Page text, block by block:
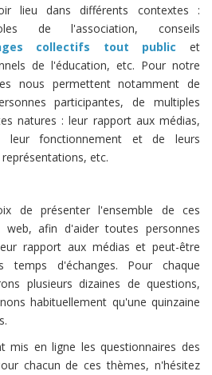
lieu dans différents contextes :
de l'association, conseils
collectifs tout public
et
de l'éducation, etc. Pour notre
nous permettent notamment de
participantes, de multiples
natures : leur rapport aux médias,
leur fonctionnement et de leurs
etc.
de présenter l'ensemble de ces
afin d'aider toutes personnes
rapport aux médias et peut-être
temps d'échanges. Pour chaque
plusieurs dizaines de questions,
habituellement qu'une quinzaine
mis en ligne les questionnaires des
chacun de ces thèmes, n'hésitez